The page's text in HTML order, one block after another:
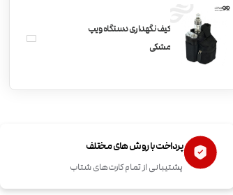
کیف نگهداری دستگاه ویپ
مشکی
پرداخت با روش های مختلف
پشتیبانی از تمام کارت‌های شتاب